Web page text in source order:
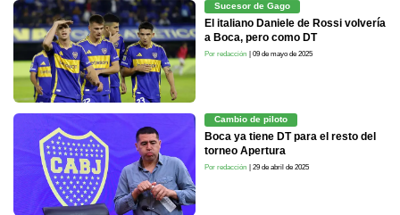
Sucesor de Gago
El italiano Daniele de Rossi volvería
a Boca, pero como DT
Por redacción | 09 de mayo de 2025
Cambio de piloto
Boca ya tiene DT para el resto del
torneo Apertura
Por redacción | 29 de abril de 2025